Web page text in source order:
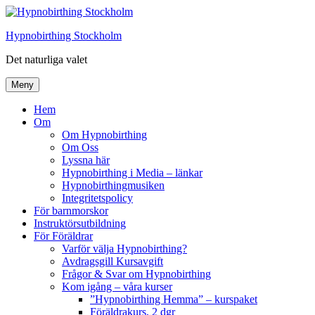
Hoppa
innehåll
Hypnobirthing Stockholm
Det naturliga valet
Meny
Hem
Om
Om Hypnobirthing
Om Oss
Lyssna här
Hypnobirthing i Media – länkar
Hypnobirthingmusiken
Integritetspolicy
För barnmorskor
Instruktörsutbildning
För Föräldrar
Varför välja Hypnobirthing?
Avdragsgill Kursavgift
Frågor & Svar om Hypnobirthing
Kom igång – våra kurser
”Hypnobirthing Hemma” – kurspaket
Föräldrakurs, 2 dgr